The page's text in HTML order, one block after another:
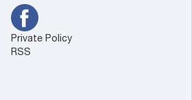
Private Policy
RSS